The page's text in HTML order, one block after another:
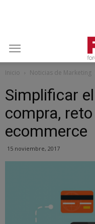
Inicio Noticias de Marketing
Simplificar
compra,
ecommerce
15 noviembre, 2017